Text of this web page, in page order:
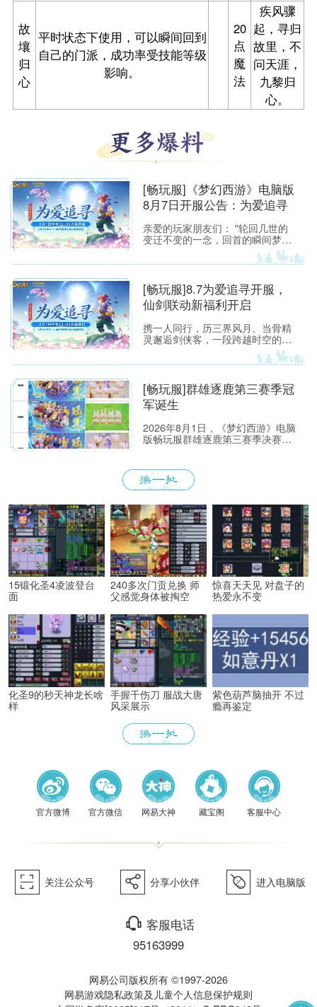
故
壤
归
心
平时状态下使用，可以瞬间回到
自己的门派，成功率受技能等级
影响。
20
点
魔
法
疾风骤
起，寻归
故里，不
问天涯，
九黎归
心。
[畅玩服]《梦幻西游》电脑版
8月7日开服公告：为爱追寻
亲爱的玩家朋友们： "轮回几世的
变迁不变的一念，回首的瞬间梦醒
融化如雪，盛开为你埋葬的誓
言"——当这首熟悉的旋律响起，每
烟火中的少侠，心头都会泛起阵阵
涟漪。那一瞬的悸动，是我们在锦
瑟年华中与梦幻相遇的美好，也是
响。
[畅玩服]8.7为爱追寻开服，
仙剑联动新福利开启
携一人同行，历三界风月。当骨精
灵邂逅剑侠客，一段跨越时空的浪
[畅玩服]群雄逐鹿第三赛季冠
军诞生
2026年8月1日，《梦幻西游》电脑
版畅玩服群雄逐鹿第三赛季决赛准
15锻化圣4凌波登台
面
240多次门贡兑换 师
父感觉身体被掏空
惊喜天天见 对盘子的
热爱永不变
化圣9的秒天神龙长啥
样
手握千伤刀 服战大唐
风采展示
紫色葫芦脑抽开 不过
瘾再鉴定
《梦幻
西游》
官方微博 官方微信 网易大神 藏宝阁 客服中心
򰀁 关注公众号 򰀂 分享小伙伴 򰀄 进入电脑版
򰀃 客服电话
95163999
网易公司版权所有 ©1997-2026
网易游戏隐私政策及儿童个人信息保护规则